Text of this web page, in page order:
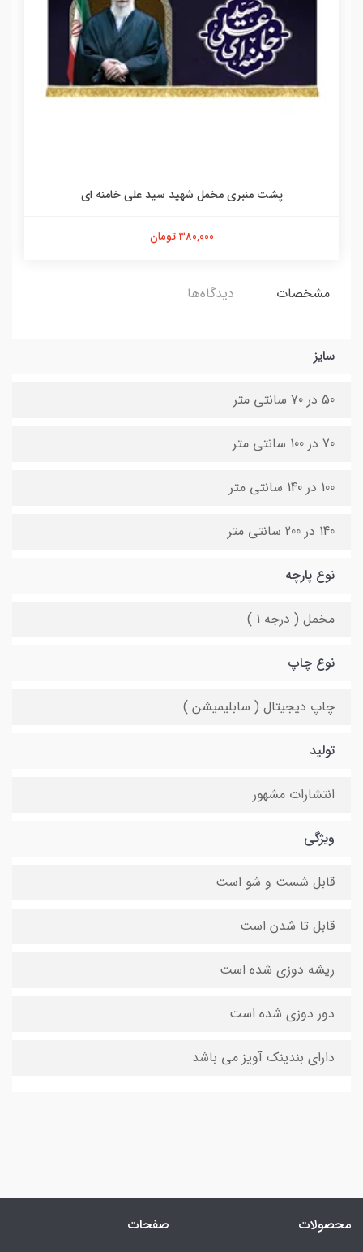
پشت منبری مخمل شهید سید علی خامنه ای
380,000 تومان
مشخصات دیدگاه‌ها
سایز
50 در 70 سانتی متر
70 در 100 سانتی متر
100 در 140 سانتی متر
140 در 200 سانتی متر
نوع پارچه
مخمل ( درجه 1 )
نوع چاپ
چاپ دیجیتال ( سابلیمیشن )
تولید
انتشارات مشهور
ویژگی
قابل شست و شو است
قابل تا شدن است
ریشه دوزی شده است
دور دوزی شده است
دارای بندینک آویز می باشد
محصولات صفحات